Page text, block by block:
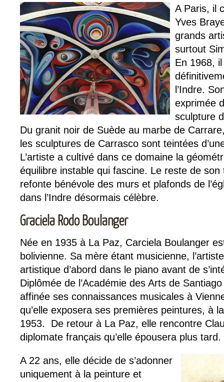
A Paris, il
Yves
grands
surtout
En 1968,
l’Indre.
exprimée
sculpture
Du granit noir de Suède au marbe de
les sculptures de Carrasco sont teintées
L’artiste a cultivé dans ce domaine la
équilibre instable qui fascine. Le reste de
refonte bénévole des murs et plafonds de
dans l’Indre désormais célèbre.
Graciela Rodo Boulanger
Née en 1935 à La Paz, Carciela Boulanger
bolivienne. Sa mère étant musicienne,
artistique d’abord dans le piano avant de
Diplômée de l’Académie des Arts de
affinée ses connaissances musicales à
qu’elle exposera ses premières peintures, à
1953. De retour à La Paz, elle rencontre
diplomate français qu’elle épousera plus tard.
A 22 ans, elle décide de s’adonner
uniquement à la peinture et